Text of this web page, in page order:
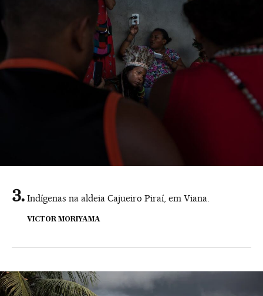
Indígenas na aldeia Cajueiro Piraí, em Viana.
VICTOR MORIYAMA